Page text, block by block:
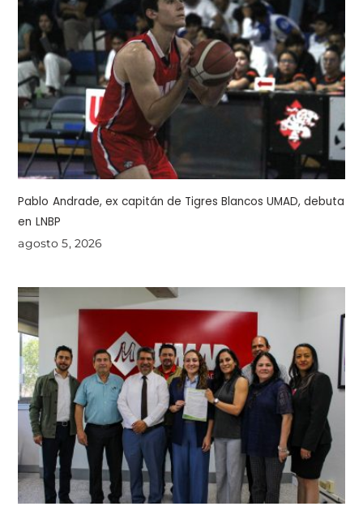
Pablo Andrade, ex capitán de Tigres Blancos UMAD, debuta
en LNBP
agosto 5, 2026